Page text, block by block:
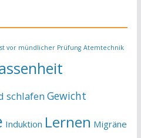
vor mündlicher Prüfung Atemtechnik
schlafen Gewicht
Induktion Lernen Migräne